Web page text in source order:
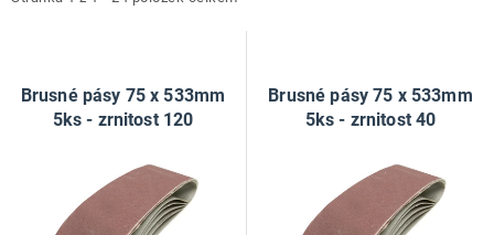
Podmínky ochrany osobních údajů
O nás
Katalog Record Power
pBrusné pásy 75 x 533mm
5ks - zrnitost 120
Brusné pásy 75 x 533mm
5ks - zrnitost 40